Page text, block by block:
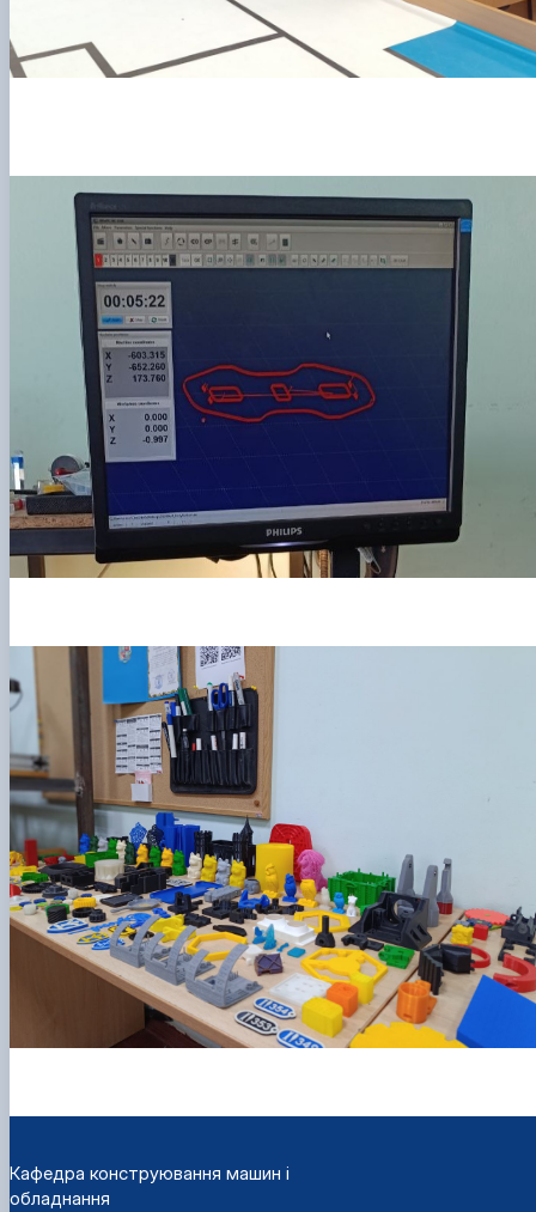
Кафедра конструювання машин і
обладнання